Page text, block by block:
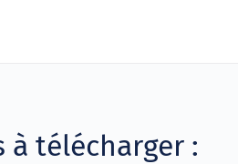
à télécharger :